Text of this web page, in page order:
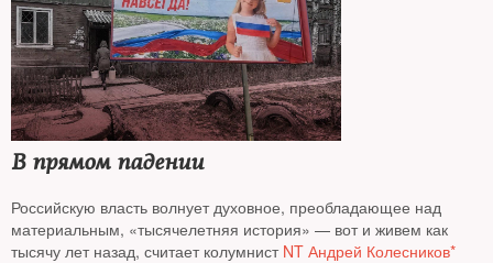
В прямом падении
Российскую власть волнует духовное, преобладающее над
материальным, «тысячелетняя история» — вот и живем как
тысячу лет назад, считает колумнист NT Андрей Колесников*